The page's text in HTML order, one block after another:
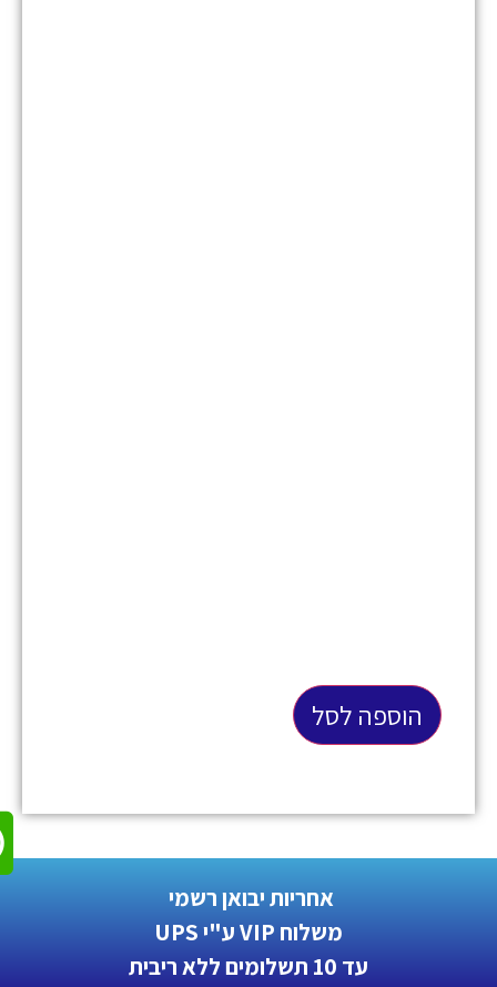
הוספה לסל
אחריות יבואן רשמי
משלוח VIP ע"י UPS
עד 10 תשלומים ללא ריבית